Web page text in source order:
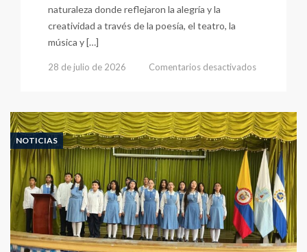
naturaleza donde reflejaron la alegría y la
creatividad a través de la poesía, el teatro, la
música y […]
28 de julio de 2026 Comentarios desactivados
Grado
4.
La
Naturaleza
Necesita
de
Nuestro
Amor
NOTICIAS